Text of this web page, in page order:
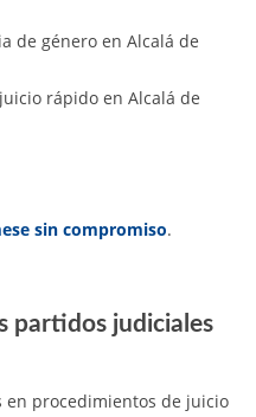
de género en Alcalá de
rápido en Alcalá de
sin compromiso.
partidos judiciales
en procedimientos de juicio